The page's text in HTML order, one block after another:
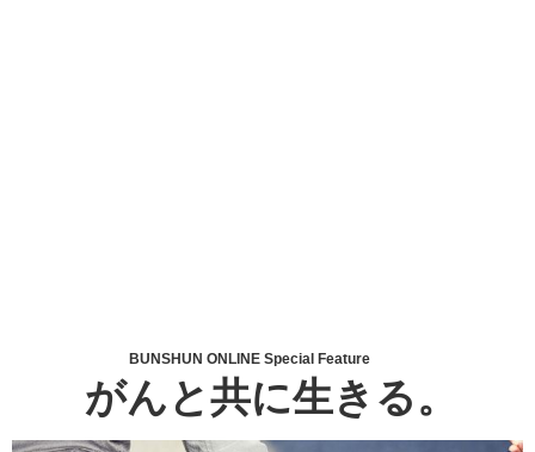
BUNSHUN ONLINE Special Feature
がんと共に生きる。